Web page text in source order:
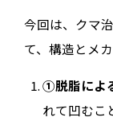
今回は、クマ
て、構造とメ
①脱脂によ
れて凹むこ